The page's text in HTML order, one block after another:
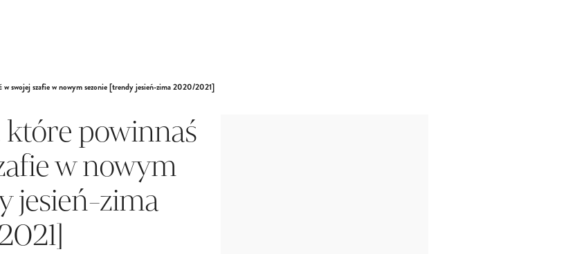
swojej szafie w nowym sezonie [trendy jesień-zima 2020/2021]
które powinnaś
w nowym
jesień-zima